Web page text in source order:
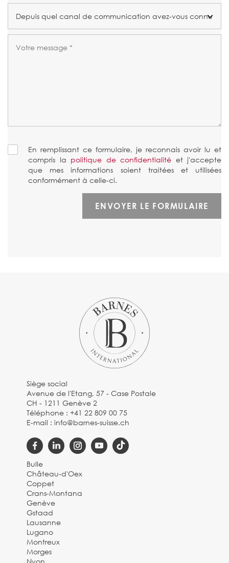
En remplissant ce formulaire, je reconnais avoir lu et
compris la politique de confidentialité et j'accepte
que mes informations soient traitées et utilisées
conformément à celle-ci.
Siège social
Avenue de l'Etang, 57 - Case Postale
CH - 1211 Genève 2
Téléphone :+41 22 809 00 75
E-mail :info@barnes-suisse.ch
Bulle
Château-d'Oex
Coppet
Crans-Montana
Genève
Gstaad
Lausanne
Lugano
Montreux
Morges
Nyon